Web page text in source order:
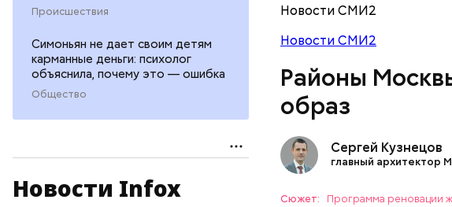
Происшествия
Симоньян не дает своим детям
карманные деньги: психолог
объяснила, почему это — ошибка
Общество
Новости Infox
Новости СМИ2
Новости СМИ2
Районы
образ
Сергей Кузнецов
главный архитектор
Сюжет: Программа реновации
С самого начала
публичной дискуссии.
пятиэтажного фонда
градостроительных
наиболее частых
недостаток
городами мира. Такие